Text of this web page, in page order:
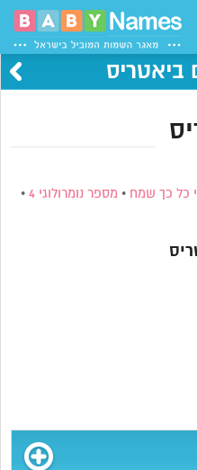
ביאטריס
כל כך שמח • מספר נומרולוגי 4 •